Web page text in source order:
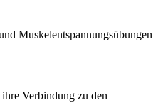
Muskelentspannungsübungen
Verbindung zu den